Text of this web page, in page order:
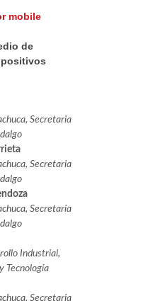
mobile
de
Secretaria
Secretaria
Secretaria
Industrial,
Tecnología
Secretaria